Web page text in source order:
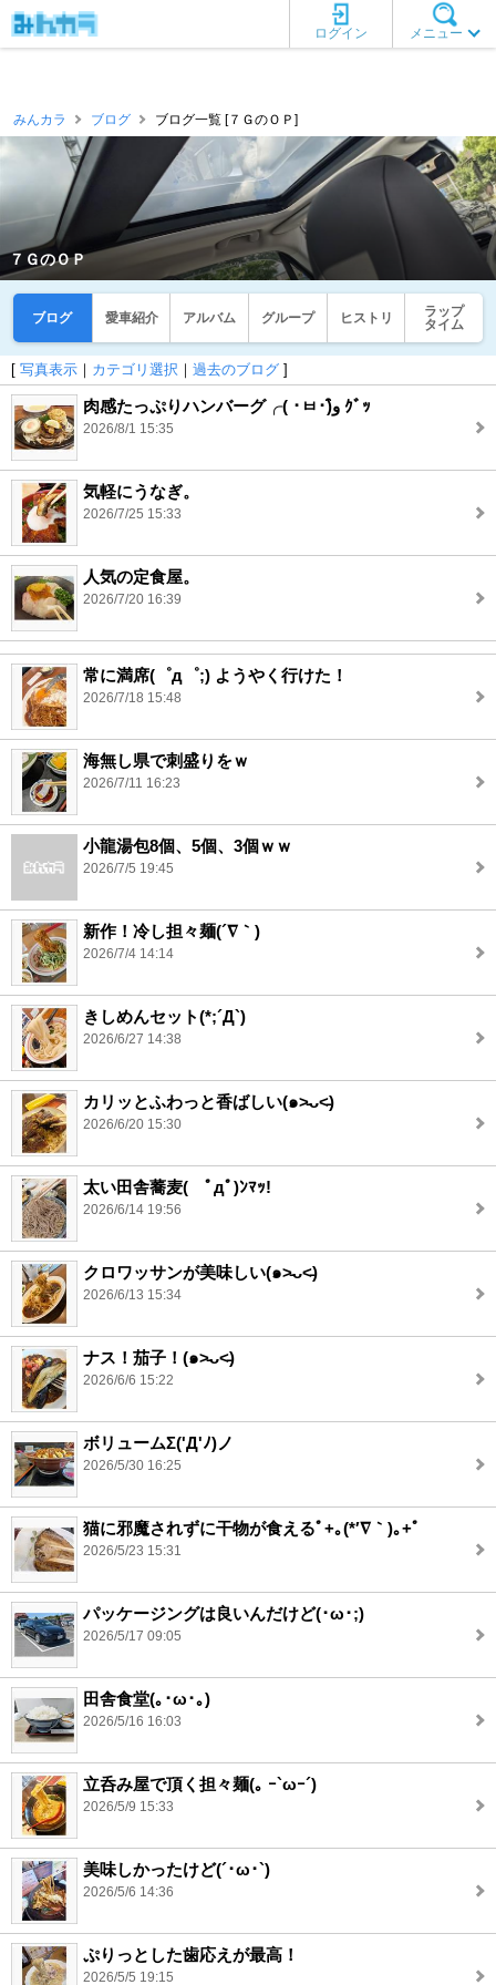
メニュー
ログイン
みんカラ ブログ ブログ一覧 [７ＧのＯＰ]
７ＧのＯＰ
ブログ 愛車紹介 アルバム グループ ヒストリ
ラップ
タイム
[ 写真表示 ｜ カテゴリ選択 ｜ 過去のブログ ]
肉感たっぷりハンバーグ╭( ･ㅂ･)و̑ ｸﾞｯ
2026/8/1 15:35
気軽にうなぎ。
2026/7/25 15:33
人気の定食屋。
2026/7/20 16:39
常に満席(゜д゜;) ようやく行けた！
2026/7/18 15:48
海無し県で刺盛りをｗ
2026/7/11 16:23
小龍湯包8個、5個、3個ｗｗ
2026/7/5 19:45
新作！冷し担々麺(´∇｀)
2026/7/4 14:14
きしめんセット(*;´Д`)
2026/6/27 14:38
カリッとふわっと香ばしい(๑˃̵ᴗ˂̵)
2026/6/20 15:30
太い田舎蕎麦( ﾟдﾟ)ﾝﾏｯ!
2026/6/14 19:56
クロワッサンが美味しい(๑˃̵ᴗ˂̵)
2026/6/13 15:34
ナス！茄子！(๑˃̵ᴗ˂̵)
2026/6/6 15:22
ボリュームΣ('Д'ﾉ)ノ
2026/5/30 16:25
猫に邪魔されずに干物が食えるﾟ+｡(*′∇｀)｡+ﾟ
2026/5/23 15:31
パッケージングは良いんだけど(･ω･;)
2026/5/17 09:05
田舎食堂(｡･ω･｡)
2026/5/16 16:03
立呑み屋で頂く担々麺(｡ ｰ`ωｰ´)
2026/5/9 15:33
美味しかったけど(´･ω･`)
2026/5/6 14:36
ぷりっとした歯応えが最高！
2026/5/5 19:15